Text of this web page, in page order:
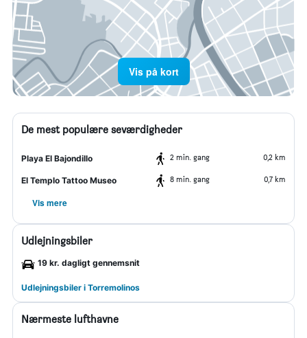
Vis på kort
De mest populære seværdigheder
Playa El Bajondillo 2 min. gang 0,2 km
El Templo Tattoo Museo 8 min. gang 0,7 km
Vis mere
Udlejningsbiler
19 kr. dagligt gennemsnit
Udlejningsbiler i Torremolinos
Nærmeste lufthavne